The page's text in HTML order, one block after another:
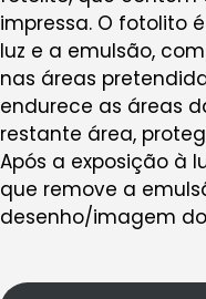
impressa. O fotolito
luz e a emulsão,
nas áreas
endurece as áreas
restante área,
Após a exposição à
que remove a
desenho/imagem